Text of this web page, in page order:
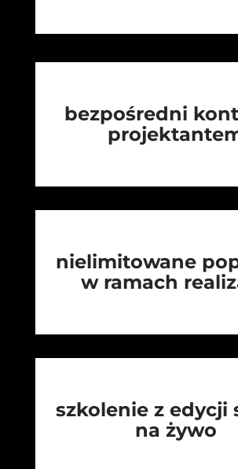
bezpośredni
nielimitowane
w ramach
szkolenie z edycji
na żywo